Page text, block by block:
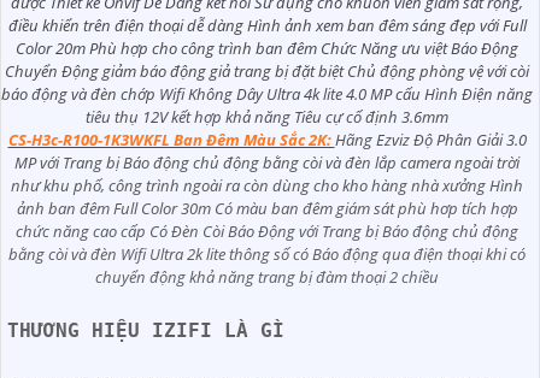
điều khiển trên điện thoại dễ dàng Hình ảnh xem ban đêm sáng đẹp với Full
Color 20m Phù hợp cho công trình ban đêm Chức Năng ưu việt Báo Động
Chuyển Động giảm báo động giả trang bị đặt biệt Chủ động phòng vệ với còi
báo động và đèn chớp Wifi Không Dây Ultra 4k lite 4.0 MP cấu Hình Điện năng
tiêu thụ 12V kết hợp khả năng Tiêu cự cố định 3.6mm
CS-H3c-R100-1K3WKFL Ban Đêm Màu Sắc 2K:Hãng Ezviz Độ Phân Giải 3.0
MP với Trang bị Báo động chủ động bằng còi và đèn lắp camera ngoài trời
như khu phố, công trình ngoài ra còn dùng cho kho hàng nhà xưởng Hình
ảnh ban đêm Full Color 30m Có màu ban đêm giám sát phù hơp tích hợp
chức năng cao cấp Có Đèn Còi Báo Động với Trang bị Báo động chủ động
bằng còi và đèn Wifi Ultra 2k lite thông số có Báo động qua điện thoại khi có
chuyển động khả năng trang bị đàm thoại 2 chiều
THƯƠNG HIỆU IZIFI LÀ GÌ